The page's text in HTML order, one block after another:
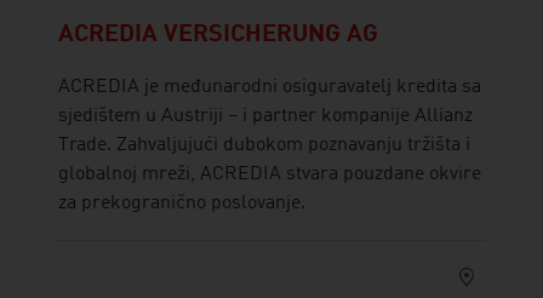
ACREDIA VERSICHERUNG AG
ACREDIA je međunarodni osiguravatelj kredita sa
sjedištem u Austriji – i partner kompanije Allianz
Trade. Zahvaljujući dubokom poznavanju tržišta i
globalnoj mreži, ACREDIA stvara pouzdane okvire
za prekogranično poslovanje.